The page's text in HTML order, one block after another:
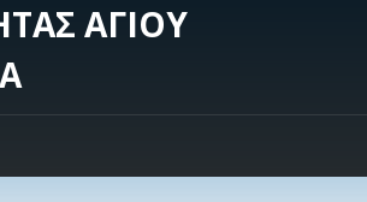
ΑΓΙΟΥ